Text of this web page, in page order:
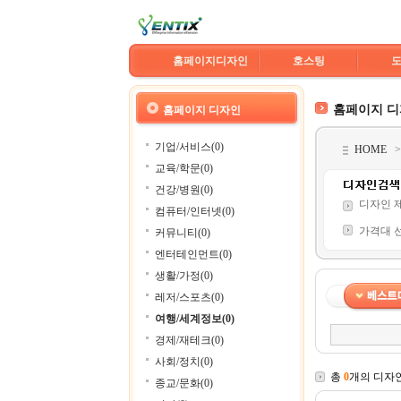
홈페이지디자인 호스팅
홈페이지 디자인
기업/서비스(0)
교육/학문(0)
건강/병원(0)
컴퓨터/인터넷(0)
커뮤니티(0)
엔터테인먼트(0)
생활/가정(0)
레저/스포츠(0)
여행/세계정보(0)
경제/재테크(0)
사회/정치(0)
종교/문화(0)
홈페이지
HOME
디자인
가격대
총 0개의 디자